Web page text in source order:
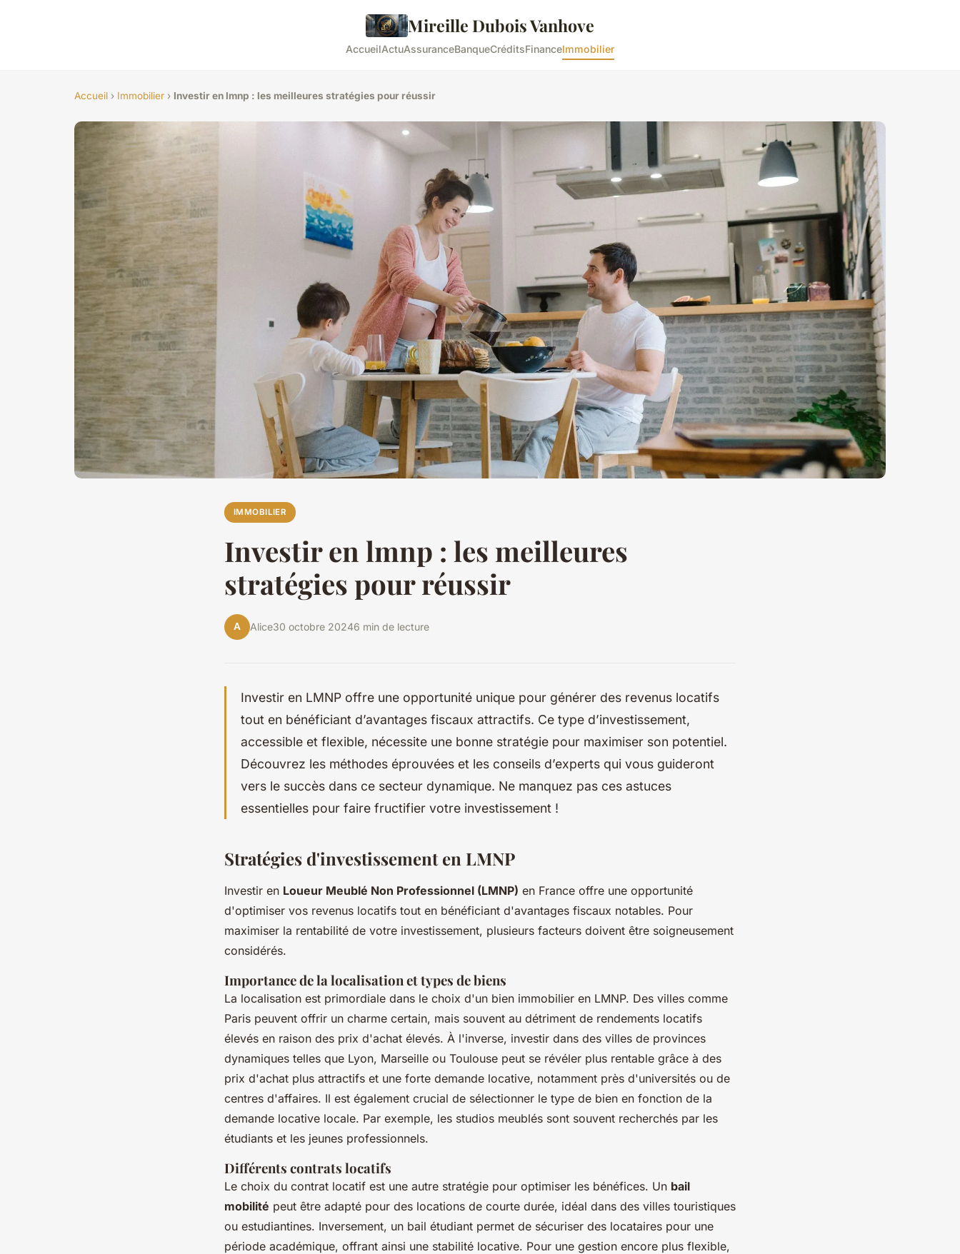
Mireille Dubois Vanhove
AccueilActuAssuranceBanqueCréditsFinanceImmobilier
Accueil › Immobilier › Investir en lmnp : les meilleures stratégies pour réussir
IMMOBILIER
Investir en lmnp : les meilleures
stratégies pour réussir
A Alice30 octobre 20246 min de lecture
Investir en LMNP offre une opportunité unique pour générer des revenus locatifs
tout en bénéficiant d’avantages fiscaux attractifs. Ce type d’investissement,
accessible et flexible, nécessite une bonne stratégie pour maximiser son potentiel.
Découvrez les méthodes éprouvées et les conseils d’experts qui vous guideront
vers le succès dans ce secteur dynamique. Ne manquez pas ces astuces
essentielles pour faire fructifier votre investissement !
Stratégies d'investissement en LMNP
Investir en Loueur Meublé Non Professionnel (LMNP) en France offre une opportunité
d'optimiser vos revenus locatifs tout en bénéficiant d'avantages fiscaux notables. Pour
maximiser la rentabilité de votre investissement, plusieurs facteurs doivent être soigneusement
considérés.
Importance de la localisation et types de biens
La localisation est primordiale dans le choix d'un bien immobilier en LMNP. Des villes comme
Paris peuvent offrir un charme certain, mais souvent au détriment de rendements locatifs
élevés en raison des prix d'achat élevés. À l'inverse, investir dans des villes de provinces
dynamiques telles que Lyon, Marseille ou Toulouse peut se révéler plus rentable grâce à des
prix d'achat plus attractifs et une forte demande locative, notamment près d'universités ou de
centres d'affaires. Il est également crucial de sélectionner le type de bien en fonction de la
demande locative locale. Par exemple, les studios meublés sont souvent recherchés par les
étudiants et les jeunes professionnels.
Différents contrats locatifs
Le choix du contrat locatif est une autre stratégie pour optimiser les bénéfices. Un bail
mobilité peut être adapté pour des locations de courte durée, idéal dans des villes touristiques
ou estudiantines. Inversement, un bail étudiant permet de sécuriser des locataires pour une
période académique, offrant ainsi une stabilité locative. Pour une gestion encore plus flexible,